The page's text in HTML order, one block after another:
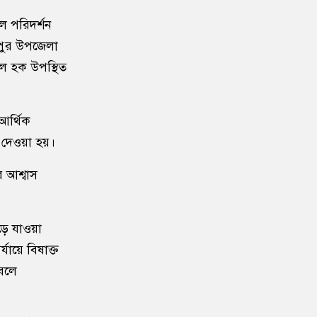
পরিদর্শন
উপজেলা
হক উপস্থিত
হয়।
আশ্বাস
যাওয়া
বিষাক্ত